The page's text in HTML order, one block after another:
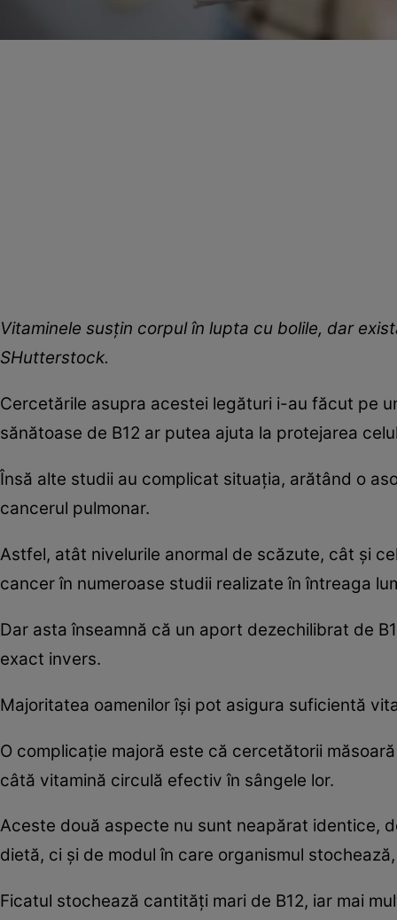
Vitaminele susțin corpul în lupta cu bolile, dar
SHutterstock.
Cercetările asupra acestei legături i-au făcut pe
sănătoase de B12 ar putea ajuta la protejarea
Însă alte studii au complicat situația, arătând o
cancerul pulmonar.
Astfel, atât nivelurile anormal de scăzute, cât și
cancer în numeroase studii realizate în întreaga
Dar asta înseamnă că un aport dezechilibrat de
exact invers.
Majoritatea oamenilor își pot asigura suficientă
O complicație majoră este că cercetătorii
câtă vitamină circulă efectiv în sângele lor.
Aceste două aspecte nu sunt neapărat identice,
dietă, ci și de modul în care organismul
Ficatul stochează cantități mari de B12, iar mai